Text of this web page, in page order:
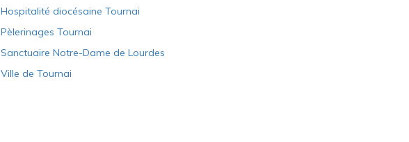
Hospitalité diocésaine Tournai
Pèlerinages Tournai
Sanctuaire Notre-Dame de Lourdes
Ville de Tournai